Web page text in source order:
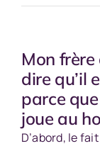
Mon
dire qu’il
parce
joue au
D’abord, le